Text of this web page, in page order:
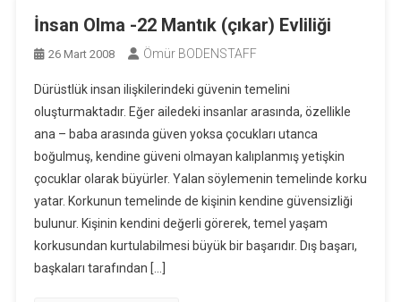
İnsan Olma -22 Mantık (çıkar) Evliliği
26 Mart 2008 Ömür BODENSTAFF
Dürüstlük insan ilişkilerindeki güvenin temelini
oluşturmaktadır. Eğer ailedeki insanlar arasında, özellikle
ana – baba arasında güven yoksa çocukları utanca
boğulmuş, kendine güveni olmayan kalıplanmış yetişkin
çocuklar olarak büyürler. Yalan söylemenin temelinde korku
yatar. Korkunun temelinde de kişinin kendine güvensizliği
bulunur. Kişinin kendini değerli görerek, temel yaşam
korkusundan kurtulabilmesi büyük bir başarıdır. Dış başarı,
başkaları tarafından […]